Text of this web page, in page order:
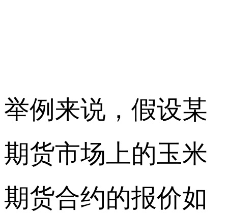
举例来说，假设某
期货市场上的玉米
期货合约的报价如